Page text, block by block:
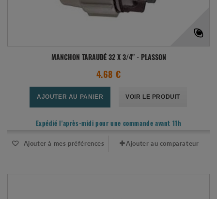
MANCHON TARAUDÉ 32 X 3/4" - PLASSON
4.68 €
AJOUTER AU PANIER VOIR LE PRODUIT
Expédié l'après-midi pour une commande avant 11h
Ajouter à mes préférences Ajouter au comparateur